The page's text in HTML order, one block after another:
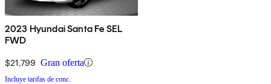
2023 Hyundai Santa Fe SEL
FWD
$21,799 Gran oferta
Incluye tarifas de conc.